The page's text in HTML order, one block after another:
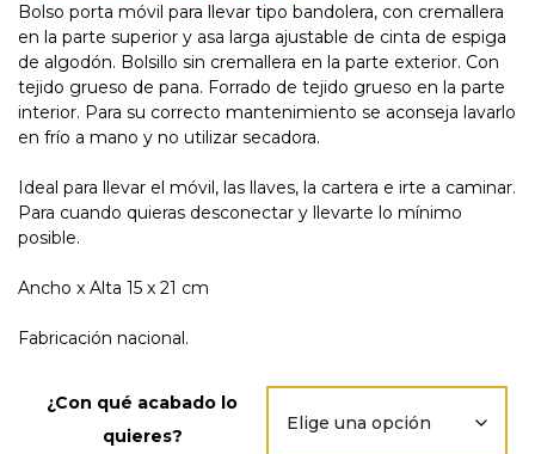
Bolso porta móvil para llevar tipo bandolera, con cremallera
en la parte superior y asa larga ajustable de cinta de espiga
de algodón. Bolsillo sin cremallera en la parte exterior. Con
tejido grueso de pana. Forrado de tejido grueso en la parte
interior. Para su correcto mantenimiento se aconseja lavarlo
en frío a mano y no utilizar secadora.
Ideal para llevar el móvil, las llaves, la cartera e irte a caminar.
Para cuando quieras desconectar y llevarte lo mínimo
posible.
Ancho x Alta 15 x 21 cm
Fabricación nacional.
¿Con qué acabado lo
quieres?